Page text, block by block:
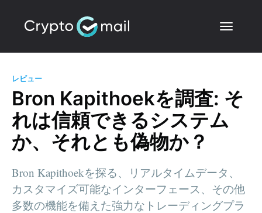
レビュー
Bron Kapithoekを調査: そ
れは信頼できるシステム
か、それとも偽物か？
Bron Kapithoekを探る、リアルタイムデータ、
カスタマイズ可能なインターフェース、その他
多数の機能を備えた強力なトレーディングプラ